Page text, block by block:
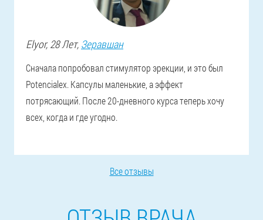
Elyor, 28 Лет, Зеравшан
Сначала попробовал стимулятор эрекции, и это был
Potencialex. Капсулы маленькие, а эффект
потрясающий. После 20-дневного курса теперь хочу
всех, когда и где угодно.
Все отзывы